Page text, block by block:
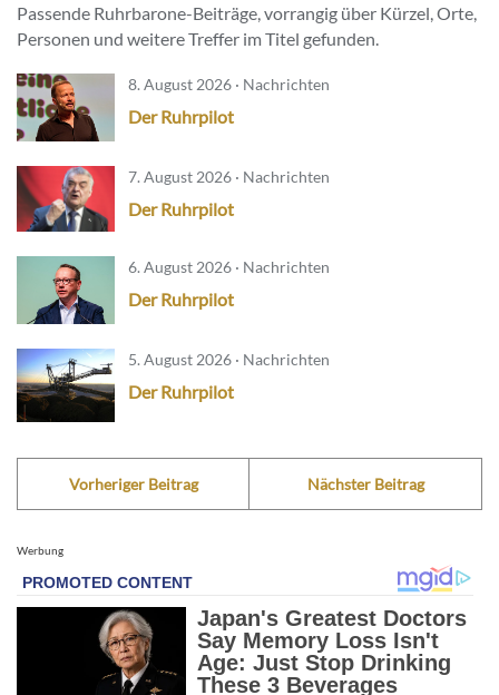
Passende Ruhrbarone-Beiträge, vorrangig über Kürzel, Orte,
Personen und weitere Treffer im Titel gefunden.
8. August 2026 · Nachrichten
Der Ruhrpilot
7. August 2026 · Nachrichten
Der Ruhrpilot
6. August 2026 · Nachrichten
Der Ruhrpilot
5. August 2026 · Nachrichten
Der Ruhrpilot
Vorheriger Beitrag Nächster Beitrag
Werbung